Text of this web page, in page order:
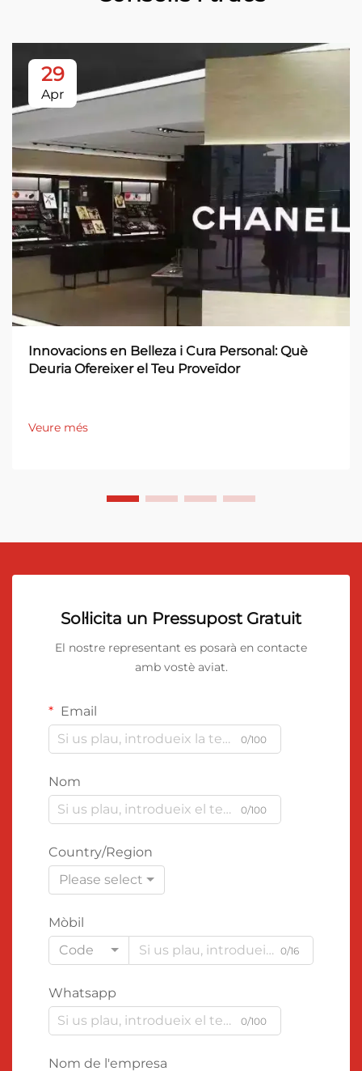
29
Apr
Innovacions en Belleza i Cura Personal: Què
Deuria Ofereixer el Teu Proveïdor
Veure més
Sol·licita un Pressupost Gratuit
El nostre representant es posarà en contacte
amb vostè aviat.
Email
0/100
Nom
0/100
Country/Region
Please select
Mòbil
Code
0/16
Whatsapp
0/100
Nom de l'empresa